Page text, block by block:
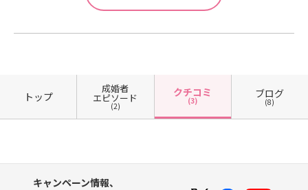
トップ
成婚者
エピソード
(2)
クチコミ
(3)
ブログ
(8)
キャンペーン情報、